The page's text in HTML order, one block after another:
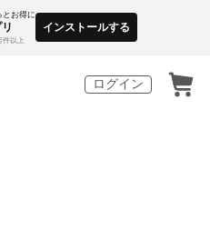
とお得に
件以上
インストールする
ログイン